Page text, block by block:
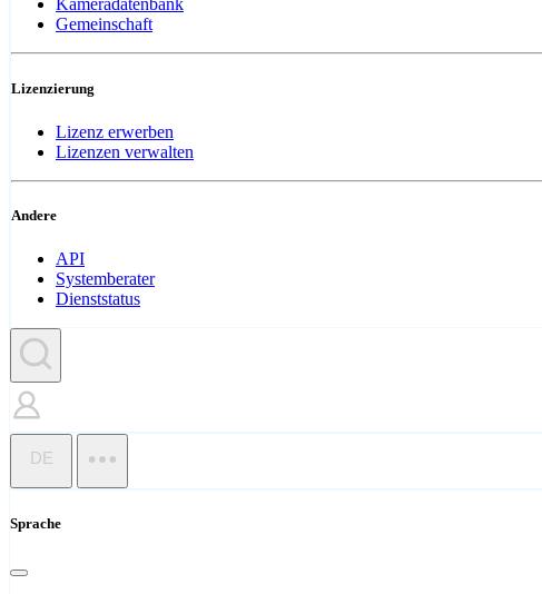
Kameradatenbank
Gemeinschaft
Lizenzierung
Lizenz erwerben
Lizenzen verwalten
Andere
API
Systemberater
Dienststatus
DE
Sprache